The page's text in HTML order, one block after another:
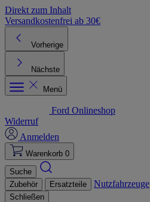
Direkt zum Inhalt
Versandkostenfrei ab 30€
Vorherige
Nächste
Menü
Ford Onlineshop
Widerruf
Anmelden
Warenkorb 0
Suche
Zubehör
Ersatzteile Nutzfahrzeuge
Schließen